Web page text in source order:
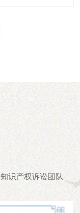
知识产权诉讼团队